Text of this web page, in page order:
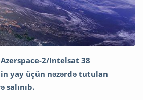
2/Intelsat 38
yay üçün nəzərdə tutulan
salınıb.